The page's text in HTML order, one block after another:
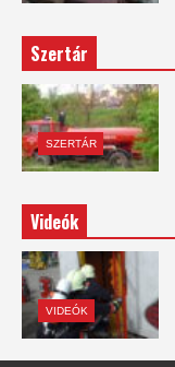
Szertár
SZERTÁR
Videók
VIDEÓK